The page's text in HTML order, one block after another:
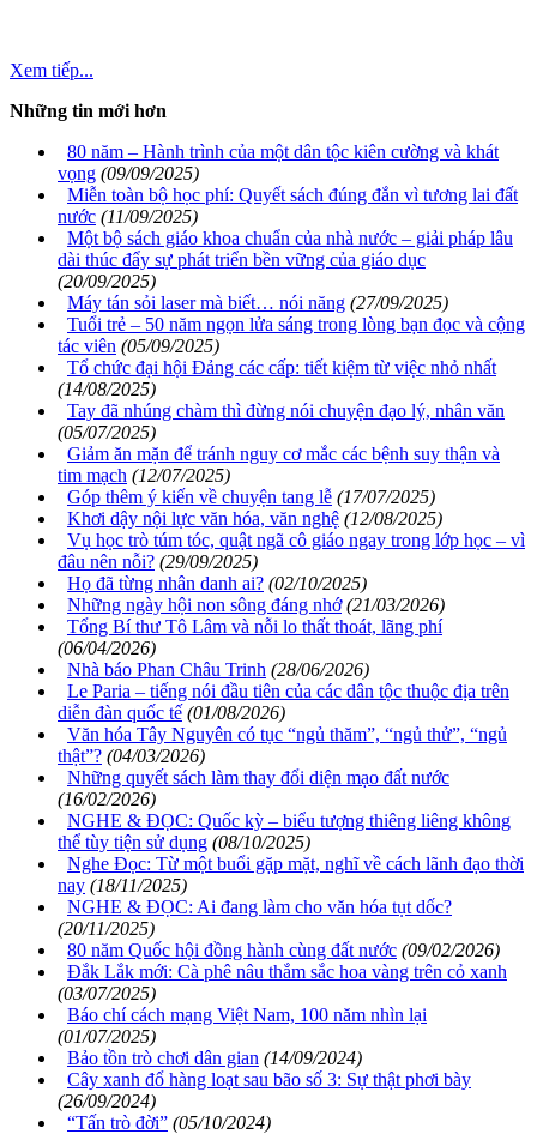
Xem tiếp...
Những tin mới hơn
80 năm – Hành trình của một dân tộc kiên cường và khát
vọng (09/09/2025)
Miễn toàn bộ học phí: Quyết sách đúng đắn vì tương lai đất
nước (11/09/2025)
Một bộ sách giáo khoa chuẩn của nhà nước – giải pháp lâu
dài thúc đẩy sự phát triển bền vững của giáo dục
(20/09/2025)
Máy tán sỏi laser mà biết… nói năng (27/09/2025)
Tuổi trẻ – 50 năm ngọn lửa sáng trong lòng bạn đọc và cộng
tác viên (05/09/2025)
Tổ chức đại hội Đảng các cấp: tiết kiệm từ việc nhỏ nhất
(14/08/2025)
Tay đã nhúng chàm thì đừng nói chuyện đạo lý, nhân văn
(05/07/2025)
Giảm ăn mặn để tránh nguy cơ mắc các bệnh suy thận và
tim mạch (12/07/2025)
Góp thêm ý kiến về chuyện tang lễ (17/07/2025)
Khơi dậy nội lực văn hóa, văn nghệ (12/08/2025)
Vụ học trò túm tóc, quật ngã cô giáo ngay trong lớp học – vì
đâu nên nỗi? (29/09/2025)
Họ đã từng nhân danh ai? (02/10/2025)
Những ngày hội non sông đáng nhớ (21/03/2026)
Tổng Bí thư Tô Lâm và nỗi lo thất thoát, lãng phí
(06/04/2026)
Nhà báo Phan Châu Trinh (28/06/2026)
Le Paria – tiếng nói đầu tiên của các dân tộc thuộc địa trên
diễn đàn quốc tế (01/08/2026)
Văn hóa Tây Nguyên có tục “ngủ thăm”, “ngủ thử”, “ngủ
thật”? (04/03/2026)
Những quyết sách làm thay đổi diện mạo đất nước
(16/02/2026)
NGHE & ĐỌC: Quốc kỳ – biểu tượng thiêng liêng không
thể tùy tiện sử dụng (08/10/2025)
Nghe Đọc: Từ một buổi gặp mặt, nghĩ về cách lãnh đạo thời
nay (18/11/2025)
NGHE & ĐỌC: Ai đang làm cho văn hóa tụt dốc?
(20/11/2025)
80 năm Quốc hội đồng hành cùng đất nước (09/02/2026)
Đắk Lắk mới: Cà phê nâu thắm sắc hoa vàng trên cỏ xanh
(03/07/2025)
Báo chí cách mạng Việt Nam, 100 năm nhìn lại
(01/07/2025)
Bảo tồn trò chơi dân gian (14/09/2024)
Cây xanh đổ hàng loạt sau bão số 3: Sự thật phơi bày
(26/09/2024)
“Tấn trò đời” (05/10/2024)